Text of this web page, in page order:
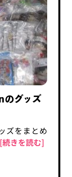
のグッズ
ズをまとめ
きを読む]